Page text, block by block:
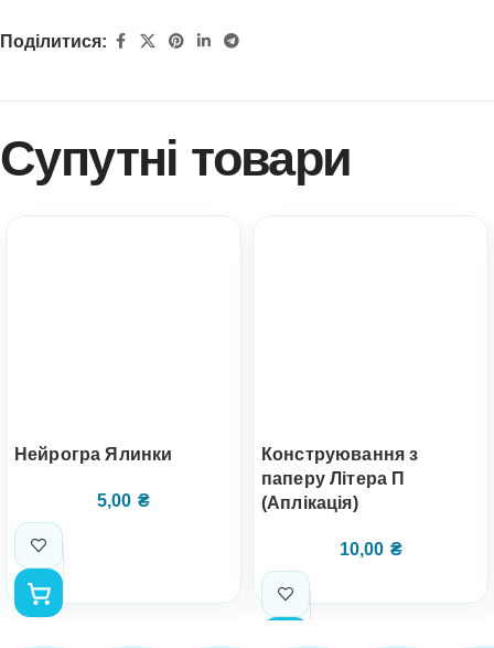
Поділитися:
Супутні товари
Нейрогра Ялинки
5,00 ₴
Конструювання з
паперу Літера П
(Аплікація)
10,00 ₴